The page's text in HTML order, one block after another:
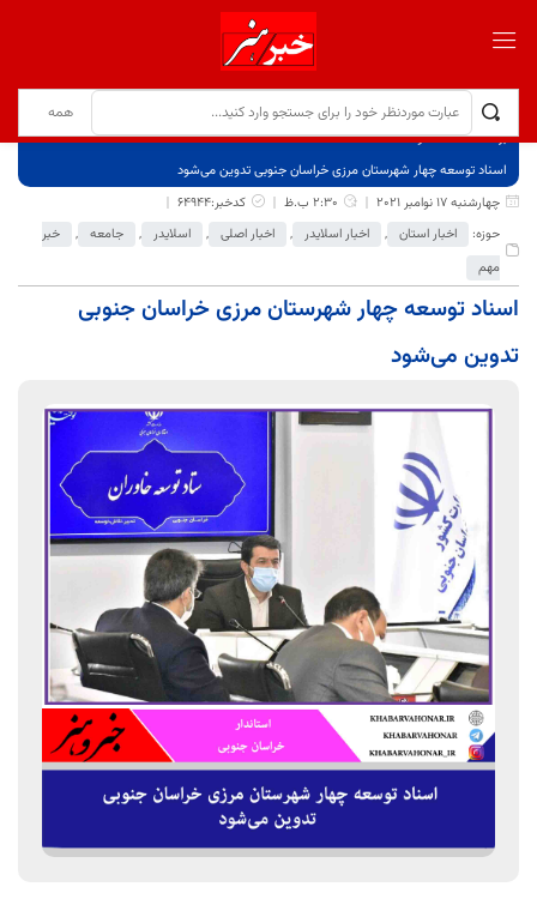
برگ نخست
نوشته‌ها
اسناد توسعه چهار شهرستان مرزی خراسان جنوبی تدوین می‌شود
چهارشنبه 17 نوامبر 2021
2:30 ب.ظ
کدخبر:64944
حوزه:
اخبار استان , اخبار اسلایدر , اخبار اصلی , اسلایدر , جامعه ,
خبر
مهم
اسناد توسعه چهار شهرستان مرزی خراسان جنوبی
تدوین می‌شود